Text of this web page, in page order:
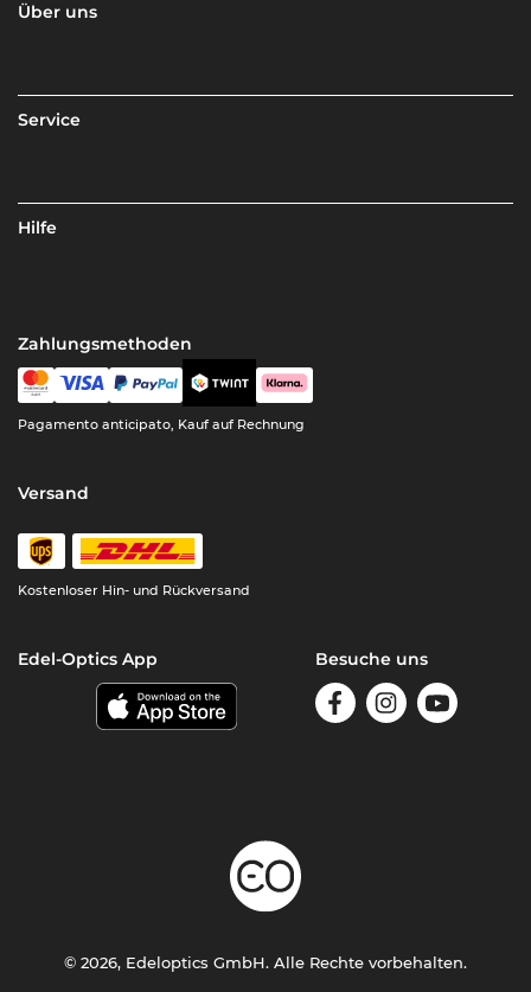
Über uns
Service
Hilfe
Zahlungsmethoden
Pagamento anticipato, Kauf auf Rechnung
Versand
Kostenloser Hin- und Rückversand
Edel-Optics App Besuche uns
© 2026, Edeloptics GmbH. Alle Rechte vorbehalten.